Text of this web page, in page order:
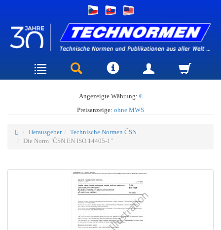
Angezeigte Währung: €
Preisanzeige: ohne MWS
Herausgeber
Technische Normen ČSN
Die Norm "ČSN EN ISO 14405-1"